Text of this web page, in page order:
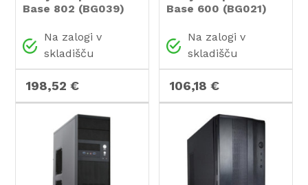
Base 802 (BG039)
Na zalogi v
skladišču
198,52 €
Base 600 (BG021)
Na zalogi v
skladišču
106,18 €